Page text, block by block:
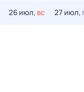
26 июл, вс 27 июл,